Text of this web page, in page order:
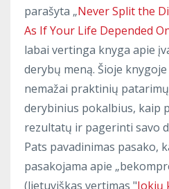
parašyta „Never Split the
As If Your Life Depended
labai vertinga knyga apie
derybų meną. Šioje
nemažai praktinių
derybinius pokalbius, kaip
rezultatų ir pagerinti savo
Pats pavadinimas pasako,
pasakojama apie
(lietuviškas vertimas "Jokių